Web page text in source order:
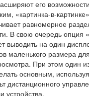
его
«картинка-в-
равномерное
В свою очередь опция
выводить на один
маленького размера для
При этом один
основным,
дистанционного
устройства.